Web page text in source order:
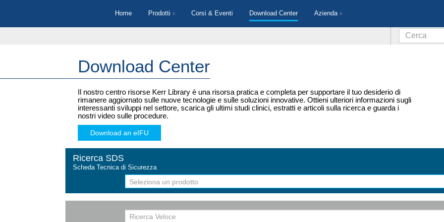
Home Prodotti Corsi & Eventi Download Center Azienda
Download Center
Il nostro centro risorse Kerr Library è una risorsa pratica e completa per supportare il tuo desiderio di
rimanere aggiornato sulle nuove tecnologie e sulle soluzioni innovative. Ottieni ulteriori informazioni sugli
interessanti sviluppi nel settore, scarica gli ultimi studi clinici, estratti e articoli sulla ricerca e guarda i
nostri video sulle procedure.
Download an eIFU
Ricerca SDS
Scheda Tecnica di Sicurezza
Seleziona un prodotto